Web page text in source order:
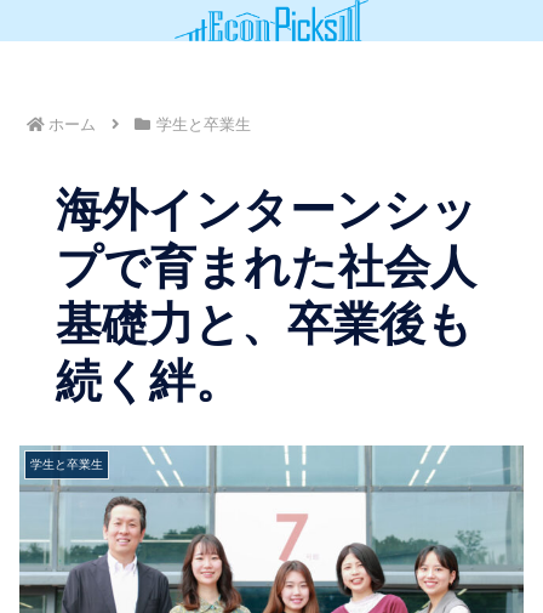
ホーム 学生と卒業生
海外インターンシッ
プで育まれた社会人
基礎力と、卒業後も
続く絆。
学生と卒業生